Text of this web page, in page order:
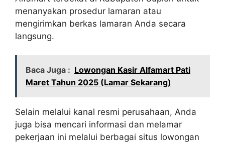
menanyakan prosedur lamaran atau
mengirimkan berkas lamaran Anda secara
langsung.
Baca Juga : Lowongan Kasir Alfamart Pati
Maret Tahun 2025 (Lamar Sekarang)
Selain melalui kanal resmi perusahaan, Anda
juga bisa mencari informasi dan melamar
pekerjaan ini melalui berbagai situs lowongan